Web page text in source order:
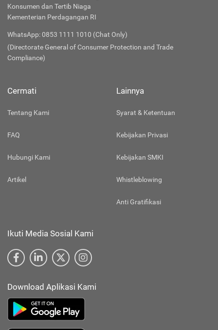
Konsumen dan Tertib Niaga
Kementerian Perdagangan RI
WhatsApp: 0853 1111 1010 (Chat Only)
(Directorate General of Consumer Protection and Trade
Compliance)
Cermati
Tentang Kami
FAQ
Hubungi Kami
Artikel
Lainnya
Syarat & Ketentuan
Kebijakan Privasi
Kebijakan SMKI
Whistleblowing
Anti Gratifikasi
Ikuti Media Sosial Kami
Download Aplikasi Kami